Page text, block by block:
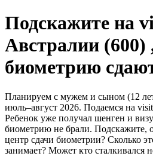
Подскажите на
Австралии (600)
биометрию
Планируем с мужем и сыном (12
июль–август 2026. Подаемся на
Ребенок уже получал шенген и
биометрию не брали. Подскажите,
центр сдачи биометрии? Сколько
занимает? Может кто сталкивался